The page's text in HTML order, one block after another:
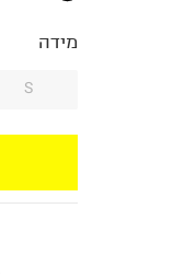
מידה
S